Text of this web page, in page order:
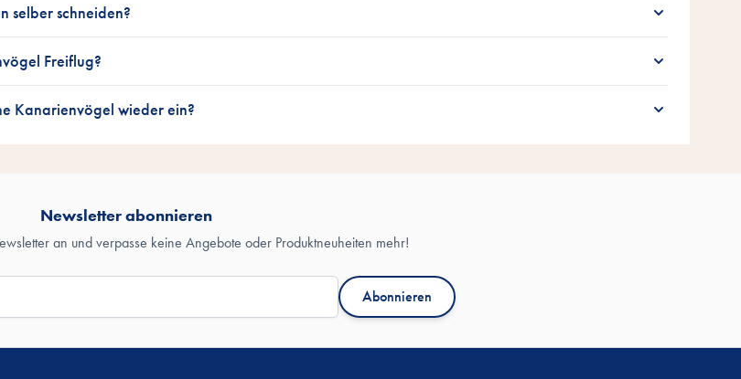
selber schneiden?
Freiflug?
Kanarienvögel wieder ein?
Newsletter abonnieren
an und verpasse keine Angebote oder Produktneuheiten mehr!
Abonnieren